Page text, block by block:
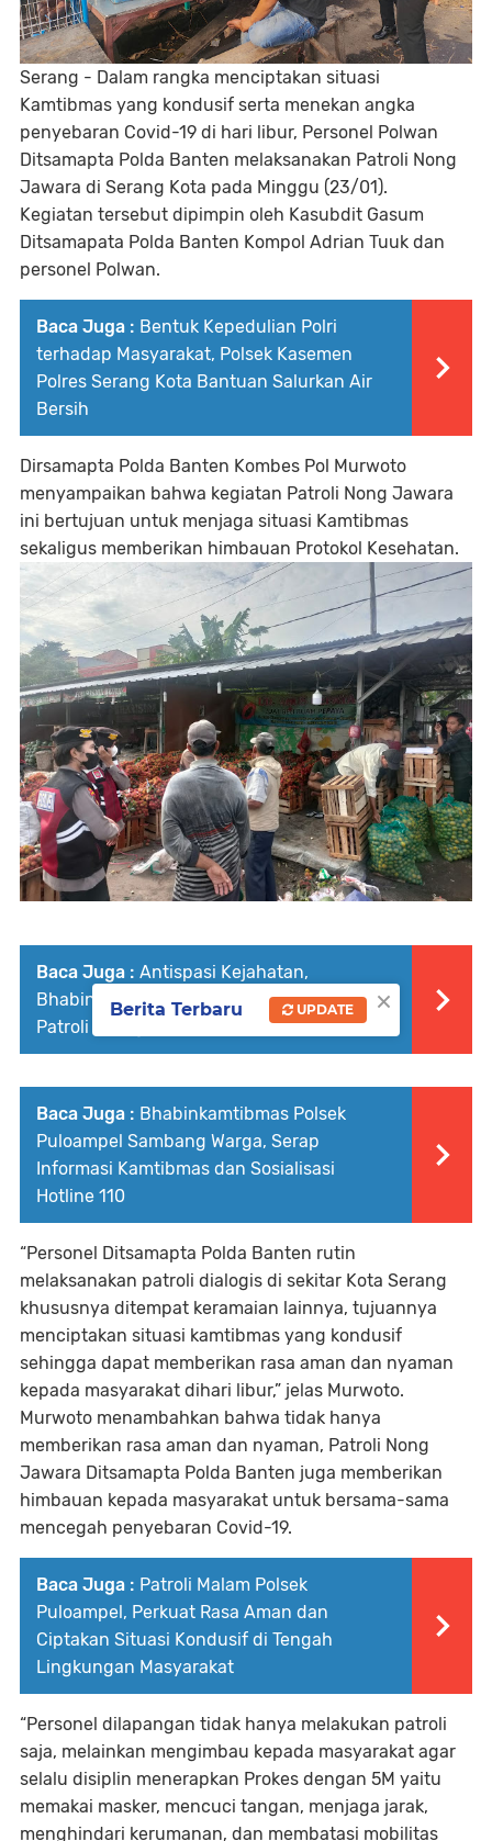
Serang - Dalam rangka menciptakan situasi
Kamtibmas yang kondusif serta menekan angka
penyebaran Covid-19 di hari libur, Personel Polwan
Ditsamapta Polda Banten melaksanakan Patroli Nong
Jawara di Serang Kota pada Minggu (23/01).
Kegiatan tersebut dipimpin oleh Kasubdit Gasum
Ditsamapata Polda Banten Kompol Adrian Tuuk dan
personel Polwan.
Baca Juga : Bentuk Kepedulian Polri
terhadap Masyarakat, Polsek Kasemen
Polres Serang Kota Bantuan Salurkan Air
Bersih
Dirsamapta Polda Banten Kombes Pol Murwoto
menyampaikan bahwa kegiatan Patroli Nong Jawara
ini bertujuan untuk menjaga situasi Kamtibmas
sekaligus memberikan himbauan Protokol Kesehatan.
Baca Juga : Antispasi Kejahatan,
Bhabinkamtibmas Polsek Bojonegara
Patroli Dialogis dan Sosialisasi Layanan 110
Baca Juga : Bhabinkamtibmas Polsek
Puloampel Sambang Warga, Serap
Informasi Kamtibmas dan Sosialisasi
Hotline 110
“Personel Ditsamapta Polda Banten rutin
melaksanakan patroli dialogis di sekitar Kota Serang
khususnya ditempat keramaian lainnya, tujuannya
menciptakan situasi kamtibmas yang kondusif
sehingga dapat memberikan rasa aman dan nyaman
kepada masyarakat dihari libur,” jelas Murwoto.
Murwoto menambahkan bahwa tidak hanya
memberikan rasa aman dan nyaman, Patroli Nong
Jawara Ditsamapta Polda Banten juga memberikan
himbauan kepada masyarakat untuk bersama-sama
mencegah penyebaran Covid-19.
Baca Juga : Patroli Malam Polsek
Puloampel, Perkuat Rasa Aman dan
Ciptakan Situasi Kondusif di Tengah
Lingkungan Masyarakat
“Personel dilapangan tidak hanya melakukan patroli
saja, melainkan mengimbau kepada masyarakat agar
selalu disiplin menerapkan Prokes dengan 5M yaitu
memakai masker, mencuci tangan, menjaga jarak,
menghindari kerumanan, dan membatasi mobilitas
×
Berita Terbaru UPDATE